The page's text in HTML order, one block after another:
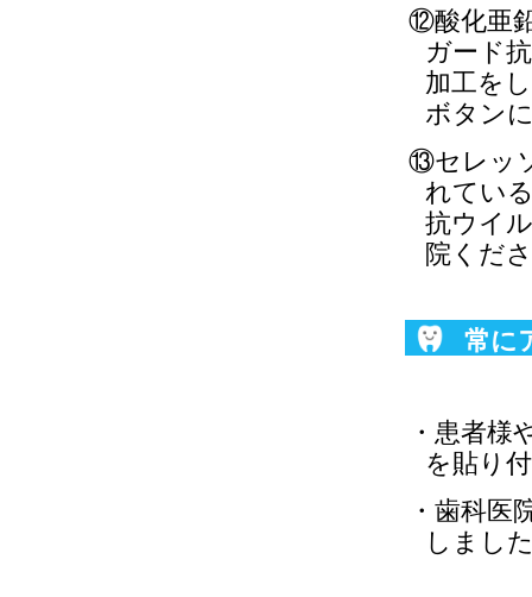
⑫酸化亜
ガード
加工を
ボタン
⑬セレッ
れてい
抗ウイ
院くだ
常に
・患者
を貼り
・歯科
しまし